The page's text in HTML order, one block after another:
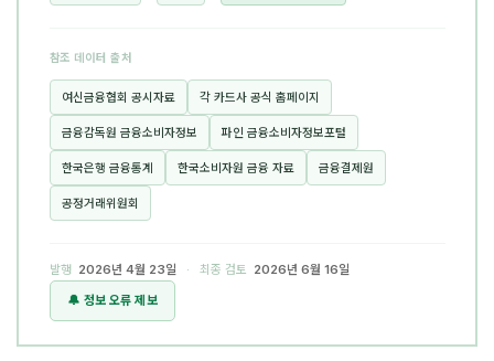
참조 데이터 출처
여신금융협회 공시자료 각 카드사 공식 홈페이지
금융감독원 금융소비자정보 파인 금융소비자정보포털
한국은행 금융통계 한국소비자원 금융 자료 금융결제원
공정거래위원회
발행 2026년 4월 23일 · 최종 검토
2026년 6월 16일
🔔 정보 오류 제보